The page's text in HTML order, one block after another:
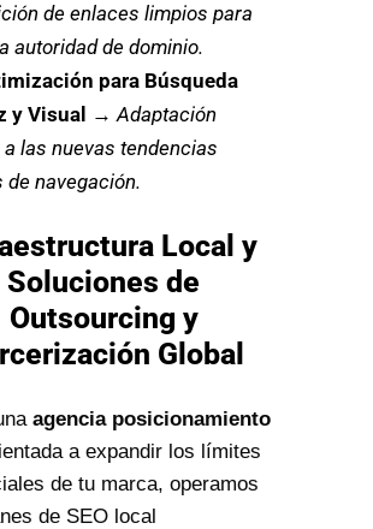
de enlaces limpios para
autoridad de dominio.
para Búsqueda
y Visual →Adaptación
las nuevas tendencias
de navegación.
Local y
Soluciones de
Outsourcing y
Global
agencia posicionamiento
a expandir los límites
de tu marca, operamos
de SEO local